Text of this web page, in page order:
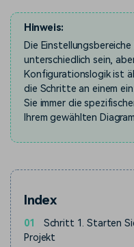
Hinweis:
Die
unterschiedlich sein,
Konfigurationslogik ist
die Schritte an einem
Sie immer die
Ihrem gewählten
Index
01
Schritt 1. Starten
Projekt